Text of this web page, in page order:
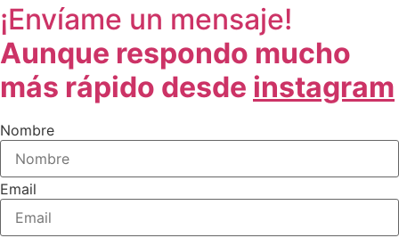
¡Envíame un mensaje!
Aunque respondo mucho
más rápido desde instagram
Nombre
Email